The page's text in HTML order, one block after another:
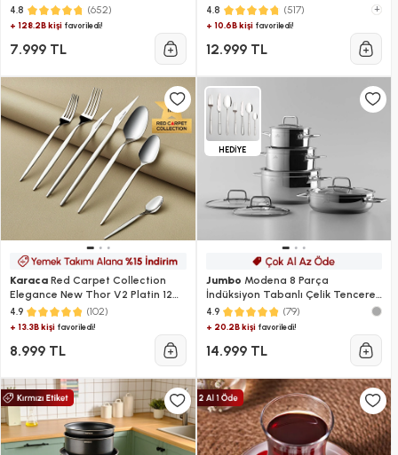
4.8 (652)
+ 128.2B kişi favoriledi!
7.999 TL
Yoğurma Makinesi Starlight 7L
4.8 (517)
+
+ 10.6B kişifavoriledi!
12.999 TL
Karaca Red Carpet Collection
Elegance New Thor V2 Platin 12
Kişilik 84 Parça Çatal Kaşık Bıçak
Takımı
4.9 (102)
+ 13.3B kişi favoriledi!
8.999 TL
HEDİYE
Jumbo Modena 8 Parça
İndüksiyon Tabanlı Çelik Tencere
Seti
4.9 (79)
+ 20.2B kişifavoriledi!
14.999 TL